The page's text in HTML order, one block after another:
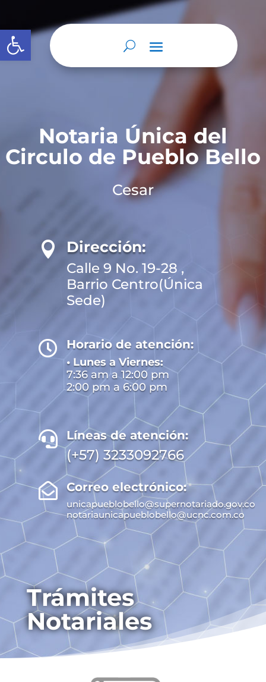
Abrir barra de herramientas
Notaria Única del
Circulo de Pueblo Bello
Cesar
 Dirección:
Calle 9 No. 19-28 ,
Barrio Centro(Única
Sede)
 Horario de atención:
• Lunes a Viernes:
7:36 am a 12:00 pm
2:00 pm a 6:00 pm
 Líneas de atención:
(+57) 3233092766
 Correo electrónico:
unicapueblobello@supernotariado.gov.co
notariaunicapueblobello@ucnc.com.co
Trámites
Notariales